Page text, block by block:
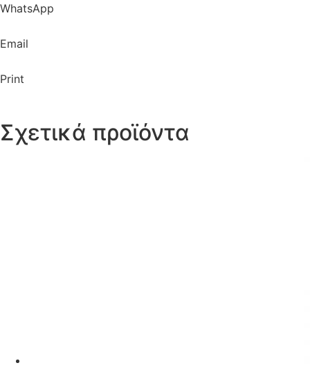
WhatsApp
Email
Print
Σχετικά προϊόντα